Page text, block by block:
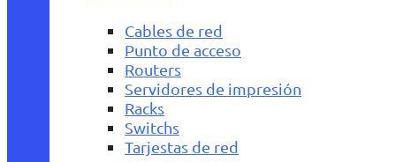
Cables de red
Punto de acceso
Routers
Servidores de impresión
Racks
Switchs
Tarjestas de red